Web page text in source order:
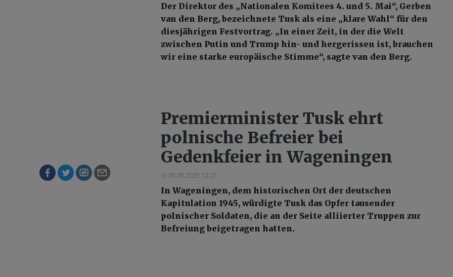
Der Direktor des „Nationalen Komitees 4. und 5. Mai“, Gerben
van den Berg, bezeichnete Tusk als eine „klare Wahl“ für den
diesjährigen Festvortrag. „In einer Zeit, in der die Welt
zwischen Putin und Trump hin- und hergerissen ist, brauchen
wir eine starke europäische Stimme“, sagte van den Berg.
Premierminister Tusk ehrt
polnische Befreier bei
Gedenkfeier in Wageningen
05.05.2025 12:27
In Wageningen, dem historischen Ort der deutschen
Kapitulation 1945, würdigte Tusk das Opfer tausender
polnischer Soldaten, die an der Seite alliierter Truppen zur
Befreiung beigetragen hatten.